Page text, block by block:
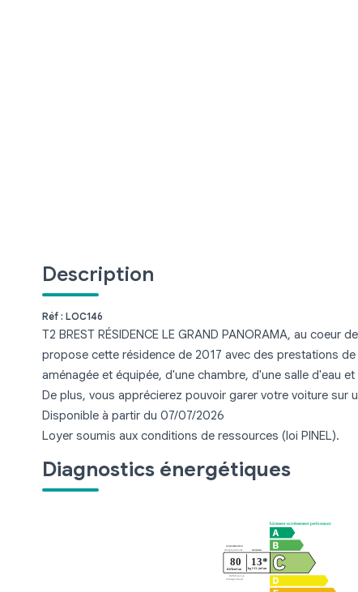
Description
Réf : LOC146
T2 BREST RÉSIDENCE LE GRAND PANORAMA, au
propose cette résidence de 2017 avec des prestations
aménagée et équipée, d'une chambre, d'une salle d'eau
De plus, vous apprécierez pouvoir garer votre voiture sur
Disponible à partir du 07/07/2026
Loyer soumis aux conditions de ressources (loi PINEL).
Diagnostics énergétiques